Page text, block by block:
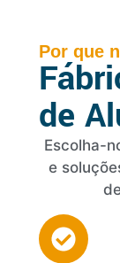
Por que
de
Escolha-
e